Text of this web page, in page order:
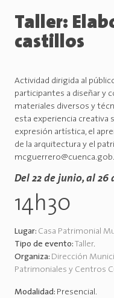
Taller:
castillos
Actividad dirigida al
participantes a diseñar y
materiales diversos y
esta experiencia creativa
expresión artística, el
de la arquitectura y el
Del 22 de junio, al 26
14h30
Lugar: Casa Patrimonial
Tipo de evento: Taller.
Organiza: Dirección
Patrimoniales y Centros
Modalidad: Presencial.